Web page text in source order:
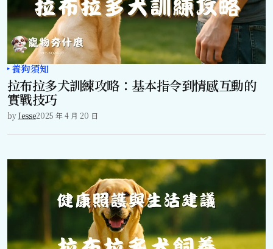
養狗須知
拉布拉多犬訓練攻略：基本指令到情感互動的
實戰技巧
byJesse2025 年 4 月 20 日